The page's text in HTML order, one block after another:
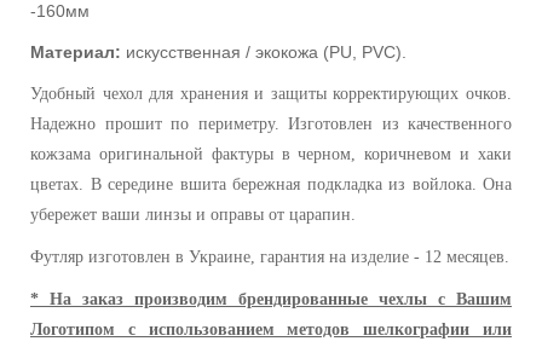
-160мм
Материал: искусственная / экокожа (PU, PVC).
Удобный чехол для хранения и защиты корректирующих очков.
Надежно прошит по периметру. Изготовлен из качественного
кожзама оригинальной фактуры в черном,коричневом и хаки
цветах. В середине вшита бережная подкладка из войлока. Она
убережет ваши линзы и оправы от царапин.
Футляр изготовлен в Украине, гарантия на изделие - 12 месяцев.
* На заказ производим брендированные чехлы с Вашим
Логотипом с использованием методов шелкографии или